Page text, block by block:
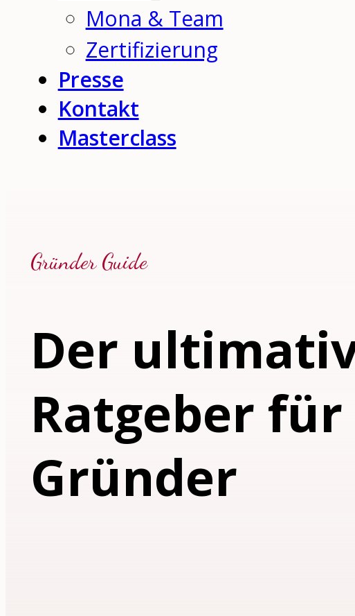
Mona & Team
Zertifizierung
Presse
Kontakt
Masterclass
Gründer Guide
Der
Ratgeber für
Gründer